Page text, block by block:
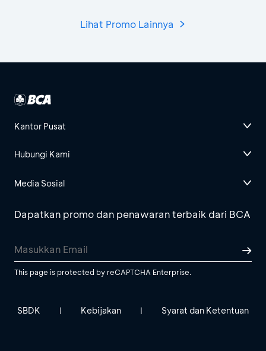
Lihat Promo Lainnya
Kantor Pusat
Hubungi Kami
Media Sosial
Dapatkan promo dan penawaran terbaik dari BCA
This page is protected by reCAPTCHA Enterprise.
SBDK | Kebijakan | Syarat dan Ketentuan